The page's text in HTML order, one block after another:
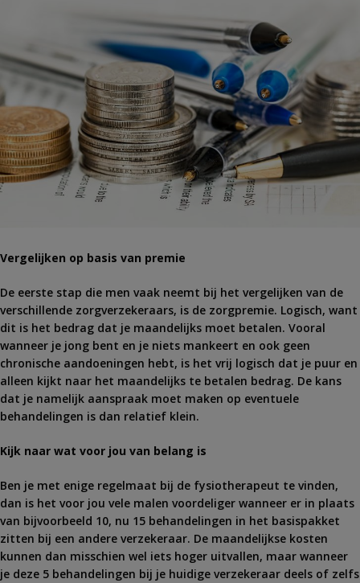
Vergelijken op basis van premie
De eerste stap die men vaak neemt bij het vergelijken van de
verschillende zorgverzekeraars, is de zorgpremie. Logisch, want
dit is het bedrag dat je maandelijks moet betalen. Vooral
wanneer je jong bent en je niets mankeert en ook geen
chronische aandoeningen hebt, is het vrij logisch dat je puur en
alleen kijkt naar het maandelijks te betalen bedrag. De kans
dat je namelijk aanspraak moet maken op eventuele
behandelingen is dan relatief klein.
Kijk naar wat voor jou van belang is
Ben je met enige regelmaat bij de fysiotherapeut te vinden,
dan is het voor jou vele malen voordeliger wanneer er in plaats
van bijvoorbeeld 10, nu 15 behandelingen in het basispakket
zitten bij een andere verzekeraar. De maandelijkse kosten
kunnen dan misschien wel iets hoger uitvallen, maar wanneer
je deze 5 behandelingen bij je huidige verzekeraar deels of zelfs